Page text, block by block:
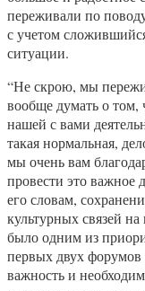
переживали по
с учетом
ситуации.
“Не скрою, мы
вообще думать о том,
нашей с вами
такая нормальная,
мы очень вам
провести это
его словам,
культурных связей на
было одним из
первых двух форумов
важность и